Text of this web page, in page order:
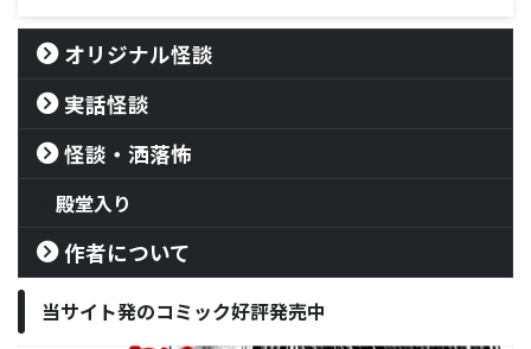
オリジナル怪談
実話怪談
怪談・洒落怖
殿堂入り
作者について
当サイト発のコミック好評発売中